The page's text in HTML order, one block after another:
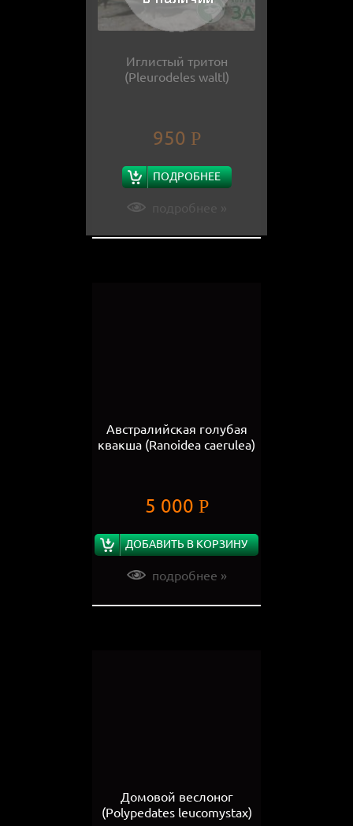
Иглистый тритон
(Pleurodeles waltl)
950 Р
ПОДРОБНЕЕ
Австралийская голубая
квакша (Ranoidea caerulea)
5 000 Р
ДОБАВИТЬ В КОРЗИНУ
подробнее »
Домовой веслоног
(Polypedates leucomystax)